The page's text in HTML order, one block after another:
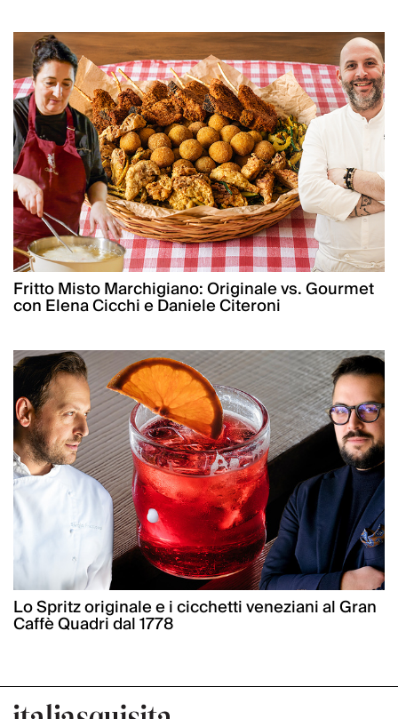
Fritto Misto Marchigiano: Originale vs. Gourmet
con Elena Cicchi e Daniele Citeroni
Lo Spritz originale e i cicchetti veneziani al Gran
Caffè Quadri dal 1778